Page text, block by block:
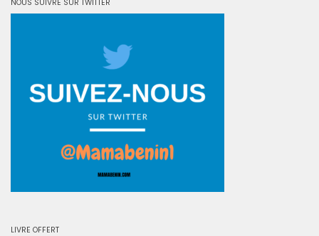
NOUS SUIVRE SUR TWITTER
LIVRE OFFERT